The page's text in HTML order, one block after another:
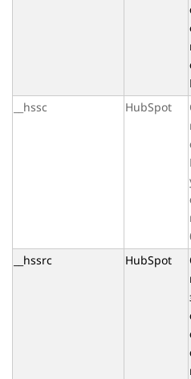
__hssc HubSpot
__hssrc HubSpot